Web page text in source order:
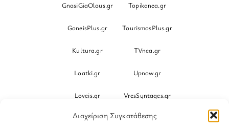
Διαχείριση Συγκατάθεσης
GnosiGiaOlous.gr Topikanea.gr
GoneisPlus.gr TourismosPlus.gr
Kultura.gr TVnea.gr
Loatki.gr Upnow.gr
Loveis.gr VresSyntages.gr
ModernaGynaika.gr Xristianika.gr